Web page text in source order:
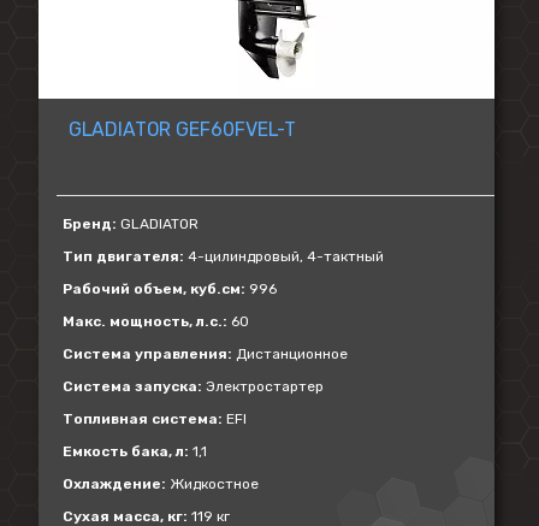
GLADIATOR GEF60FVEL-T
Бренд: GLADIATOR
Тип двигателя: 4-цилиндровый, 4-тактный
Рабочий объем, куб.см: 996
Макс. мощность, л.с.: 60
Система управления: Дистанционное
Система запуска: Электростартер
Топливная система: EFI
Емкость бака, л: 1,1
Охлаждение: Жидкостное
Сухая масса, кг: 119 кг